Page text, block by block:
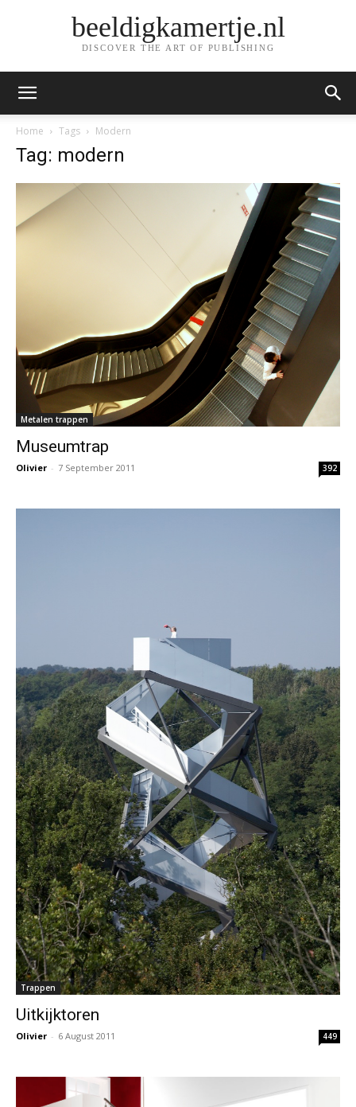
beeldigkamertje.nl
DISCOVER THE ART OF PUBLISHING
Home Tags Modern
Tag: modern
Metalen trappen
Museumtrap
Olivier - 7 September 2011 392
Trappen
Uitkijktoren
Olivier - 6 August 2011 449